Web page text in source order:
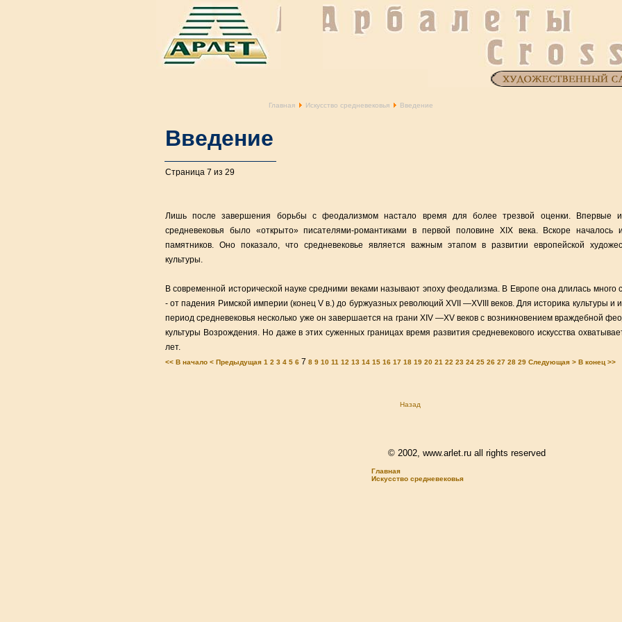
Главная Искусство средневековья Введение
Введение
Страница 7 из 29
Лишь после завершения борьбы с феодализмом настало время для более трезвой оценки. Впервые
средневековья было «открыто» писателями-романтиками в первой половине XIX века. Вскоре началось
памятников. Оно показало, что средневековье является важным этапом в развитии европейской
культуры.
В современной исторической науке средними веками называют эпоху феодализма. В Европе она длилась много
- от падения Римской империи (конец V в.) до буржуазных революций XVII —XVIII веков. Для историка культуры и
период средневековья несколько уже он завершается на грани XIV —XV веков с возникновением враждебной
культуры Возрождения. Но даже в этих суженных границах время развития средневекового искусства
лет.
<< В начало < Предыдущая 1 2 3 4 5 6 7 8 9 10 11 12 13 14 15 16 17 18 19 20 21 22 23 24 25 26 27 28 29 Следующая > В конец >>
Назад
© 2002, www.arlet.ru all rights reserved
Главная
Искусство средневековья